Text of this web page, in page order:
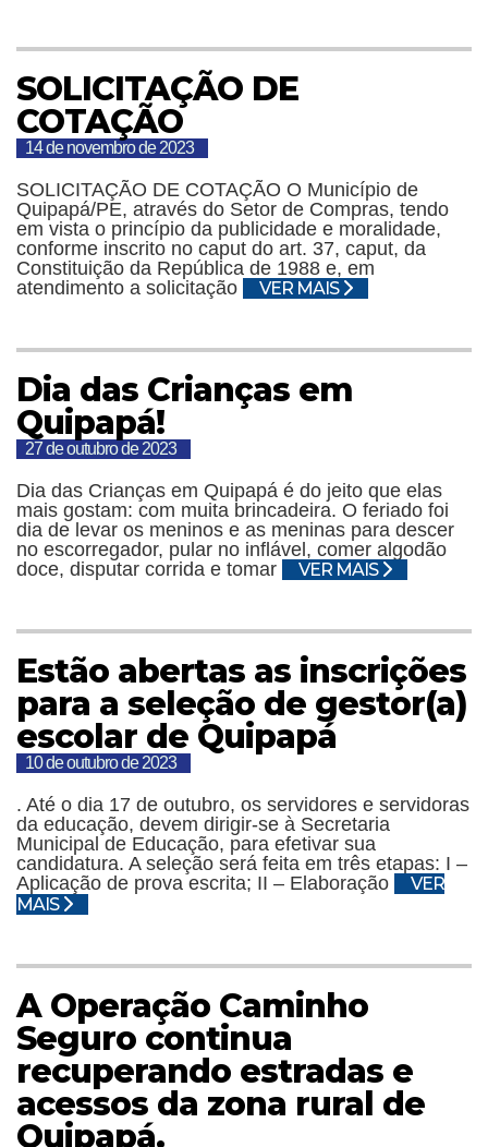
SOLICITAÇÃO DE
COTAÇÃO
14 de novembro de 2023
SOLICITAÇÃO DE COTAÇÃO O Município de
Quipapá/PE, através do Setor de Compras, tendo
em vista o princípio da publicidade e moralidade,
conforme inscrito no caput do art. 37, caput, da
Constituição da República de 1988 e, em
atendimento a solicitação
VER MAIS
Dia das Crianças em
Quipapá!
27 de outubro de 2023
Dia das Crianças em Quipapá é do jeito que elas
mais gostam: com muita brincadeira. O feriado foi
dia de levar os meninos e as meninas para descer
no escorregador, pular no inflável, comer algodão
doce, disputar corrida e tomar
VER MAIS
Estão abertas as inscrições
para a seleção de gestor(a)
escolar de Quipapá
10 de outubro de 2023
. Até o dia 17 de outubro, os servidores e servidoras
da educação, devem dirigir-se à Secretaria
Municipal de Educação, para efetivar sua
candidatura. A seleção será feita em três etapas: I –
Aplicação de prova escrita; II – Elaboração
VER
MAIS
A Operação Caminho
Seguro continua
recuperando estradas e
acessos da zona rural de
Quipapá.